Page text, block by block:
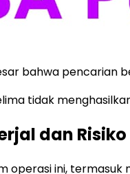
bahwa pencarian
tidak
dan
operasi ini, termasuk